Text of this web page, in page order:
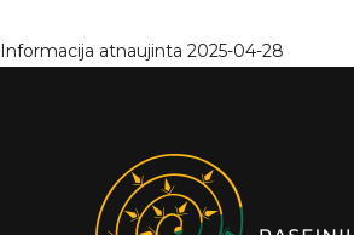
Informacija atnaujinta 2025-04-28